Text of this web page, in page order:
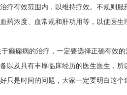
疗有效范围内，以维持疗效。不规则
药浓度、血常规和肝功用等，以使医生
癫痫病的治疗，一定要选择正确有效
以及具有丰厚临床经历的医生医生，
只是时间的问题，大家一定要明白这个